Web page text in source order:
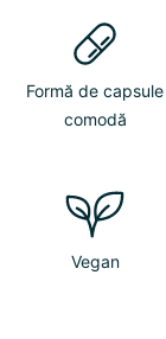
Formă de capsule
comodă
Vegan